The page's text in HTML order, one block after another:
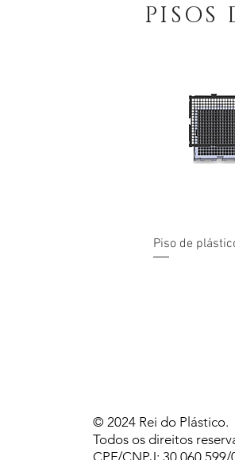
PISOS
Piso de
© 2024 Rei do Plástico.
Todos os direitos
CPF/CNPJ: 30.060.599/